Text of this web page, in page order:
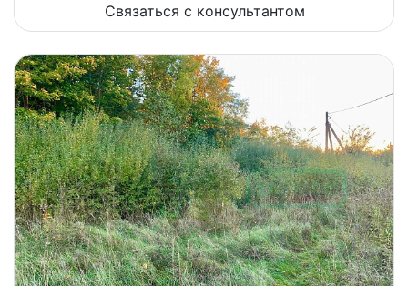
Связаться с консультантом